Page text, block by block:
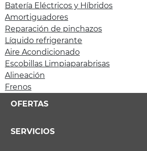
Batería Eléctricos y Híbridos
Amortiguadores
Reparación de pinchazos
Líquido refrigerante
Aire Acondicionado
Escobillas Limpiaparabrisas
Alineación
Frenos
OFERTAS
SERVICIOS